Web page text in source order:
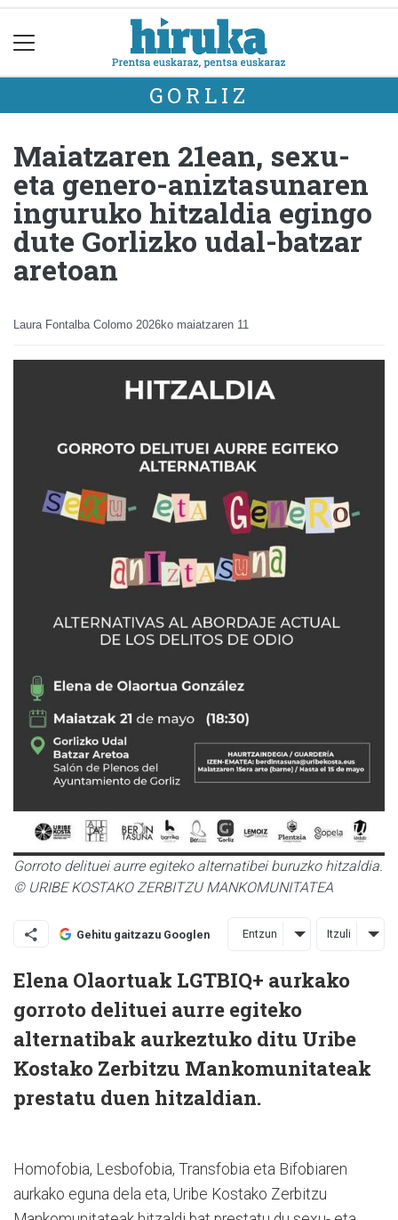
GORLIZ
Maiatzaren 21ean, sexu-
eta genero-aniztasunaren
inguruko hitzaldia egingo
dute Gorlizko udal-batzar
aretoan
Laura Fontalba Colomo 2026ko maiatzaren 11
Gorroto delituei aurre egiteko alternatibei buruzko hitzaldia.
© URIBE KOSTAKO ZERBITZU MANKOMUNITATEA
Gehitu gaitzazu Googlen Entzun Itzuli
Elena Olaortuak LGTBIQ+ aurkako
gorroto delituei aurre egiteko
alternatibak aurkeztuko ditu Uribe
Kostako Zerbitzu Mankomunitateak
prestatu duen hitzaldian.
Homofobia, Lesbofobia, Transfobia eta Bifobiaren
aurkako eguna dela eta, Uribe Kostako Zerbitzu